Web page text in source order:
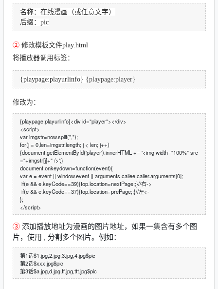
名称：在线漫画（或任意文字）
后缀：pic
②修改模板文件play.html
将播放器调用标签：
{playpage:playurlinfo} {playpage:player}
修改为：
{playpage:playurlinfo}<div id="player"></div>
<script>
var imgstr=now.split(",");
for(j = 0,len=imgstr.length; j < len; j++)
{document.getElementById('player').innerHTML += '<img width="100%" src
="+imgstr[j]+" />';}
document.onkeydown=function(event){
var e = event || window.event || arguments.callee.caller.arguments[0];
if(e && e.keyCode==39){top.location=nextPage;;}//右->
if(e && e.keyCode==37){top.location=prePage;;}//左<-
};
</script>
③添加播放地址为漫画的图片地址，如果一集含有多个图
片，使用 , 分割多个图片。例如：
第1话$1.jpg,2.jpg,3.jpg,4.jpg$pic
第2话$xxx.jpg$pic
第3话$a.jpg,d.jpg,ff.jpg,ttt.jpg$pic